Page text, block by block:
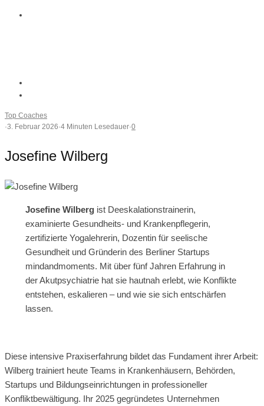
Top Coaches
·3. Februar 2026·4 Minuten Lesedauer·0
Josefine Wilberg
Josefine Wilbergist Deeskalationstrainerin,
examinierte Gesundheits- und Krankenpflegerin,
zertifizierte Yogalehrerin, Dozentin für seelische
Gesundheit und Gründerin des Berliner Startups
mindandmoments. Mit über fünf Jahren Erfahrung in
der Akutpsychiatrie hat sie hautnah erlebt, wie Konflikte
entstehen, eskalieren – und wie sie sich entschärfen
lassen.
Diese intensive Praxiserfahrung bildet das Fundament ihrer Arbeit:
Wilberg trainiert heute Teams in Krankenhäusern, Behörden,
Startups und Bildungseinrichtungen in professioneller
Konfliktbewältigung. Ihr 2025 gegründetes Unternehmen